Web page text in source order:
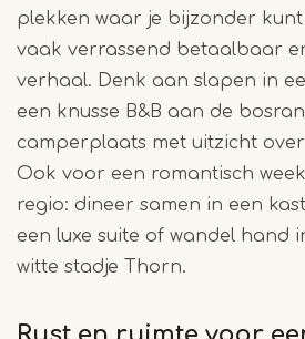
plekken waar je bijzonder
vaak verrassend betaalbaar
verhaal. Denk aan slapen in
een knusse B&B aan de
camperplaats met uitzicht
Ook voor een romantisch
regio: dineer samen in een
een luxe suite of wandel hand
witte stadje Thorn.